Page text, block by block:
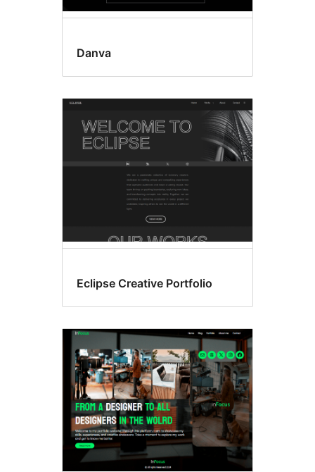
Danva
Eclipse Creative Portfolio